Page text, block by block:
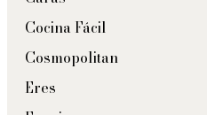
Cocina Fácil
Cosmopolitan
Eres